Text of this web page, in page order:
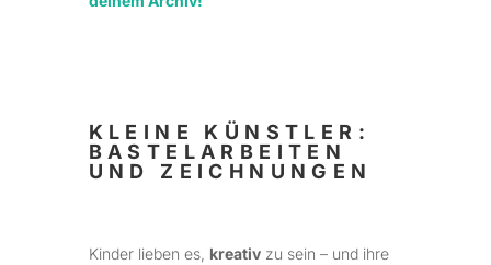
KLEINE KÜNSTLER:
BASTELARBEITEN
UND ZEICHNUNGEN
Kinder lieben es, kreativzu sein – und ihre